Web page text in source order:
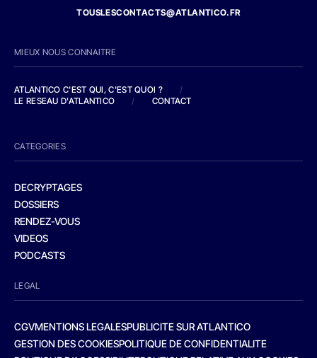
TOUSLESCONTACTS@ATLANTICO.FR
MIEUX NOUS CONNAITRE
ATLANTICO C'EST QUI, C'EST QUOI ?
/
LE RESEAU D'ATLANTICO
/ CONTACT
CATEGORIES
DECRYPTAGES
DOSSIERS
RENDEZ-VOUS
VIDEOS
PODCASTS
LEGAL
CGVMENTIONS LEGALESPUBLICITE SUR ATLANTICO
GESTION DES COOKIESPOLITIQUE DE CONFIDENTIALITE